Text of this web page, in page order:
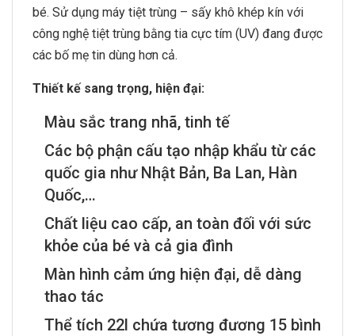
bé. Sử dụng máy tiệt trùng – sấy khô khép kín với
công nghệ tiệt trùng bằng tia cực tím (UV) đang được
các bố mẹ tin dùng hơn cả.
Thiết kế sang trọng, hiện đại:
Màu sắc trang nhã, tinh tế
Các bộ phận cấu tạo nhập khẩu từ các
quốc gia như Nhật Bản, Ba Lan, Hàn
Quốc,…
Chất liệu cao cấp, an toàn đối với sức
khỏe của bé và cả gia đình
Màn hình cảm ứng hiện đại, dễ dàng
thao tác
Thể tích 22l chứa tương đương 15 bình